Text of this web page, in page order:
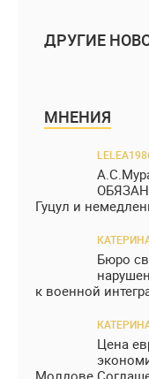
ДРУГИЕ
МНЕНИЯ
Гуцул и
Бюро
к военной
Цена
Молдове